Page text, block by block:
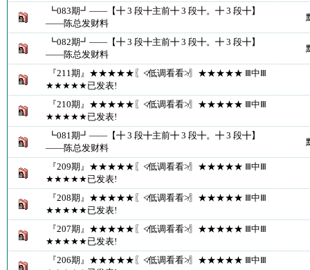
┗083期┛――【╋ 3 段╋主前╋ 3 段╋。╋ 3 段╋】
――陈总发财料
┗082期┛――【╋ 3 段╋主前╋ 3 段╋。╋ 3 段╋】
――陈总发财料
『211期』★★★★★〖≮低调看看≯〗★★★★★ Ⅲ中Ⅲ
★★★★★已发表!
『210期』★★★★★〖≮低调看看≯〗★★★★★ Ⅲ中Ⅲ
★★★★★已发表!
┗081期┛――【╋ 3 段╋主前╋ 3 段╋。╋ 3 段╋】
――陈总发财料
『209期』★★★★★〖≮低调看看≯〗★★★★★ Ⅲ中Ⅲ
★★★★★已发表!
『208期』★★★★★〖≮低调看看≯〗★★★★★ Ⅲ中Ⅲ
★★★★★已发表!
『207期』★★★★★〖≮低调看看≯〗★★★★★ Ⅲ中Ⅲ
★★★★★已发表!
『206期』★★★★★〖≮低调看看≯〗★★★★★ Ⅲ中Ⅲ